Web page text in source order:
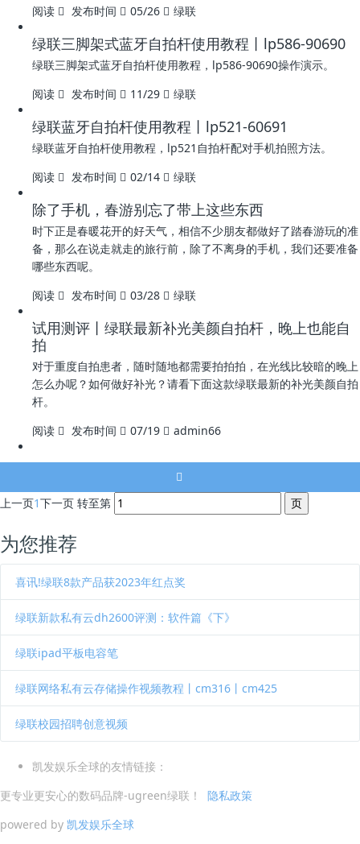
阅读
发布时间 05/26 绿联
绿联三脚架式蓝牙自拍杆使用教程丨lp586-90690
绿联三脚架式蓝牙自拍杆使用教程，lp586-90690操作演示。
阅读
发布时间 11/29 绿联
绿联蓝牙自拍杆使用教程丨lp521-60691
绿联蓝牙自拍杆使用教程，lp521自拍杆配对手机拍照方法。
阅读
发布时间 02/14 绿联
除了手机，春游别忘了带上这些东西
时下正是春暖花开的好天气，相信不少朋友都做好了踏春游玩的准
备，那么在说走就走的旅行前，除了不离身的手机，我们还要准备
哪些东西呢。
阅读
发布时间 03/28 绿联
试用测评丨绿联最新补光美颜自拍杆，晚上也能自
拍
对于重度自拍患者，随时随地都需要拍拍拍，在光线比较暗的晚上
怎么办呢？如何做好补光？请看下面这款绿联最新的补光美颜自拍
杆。
阅读
发布时间 07/19 admin66
上一页1下一页 转至第
为您推荐
喜讯!绿联8款产品获2023年红点奖
绿联新款私有云dh2600评测：软件篇《下》
绿联ipad平板电容笔
绿联网络私有云存储操作视频教程丨cm316丨cm425
绿联校园招聘创意视频
凯发娱乐全球的友情链接：
更专业更安心的数码品牌-ugreen绿联！ 隐私政策
powered by 凯发娱乐全球